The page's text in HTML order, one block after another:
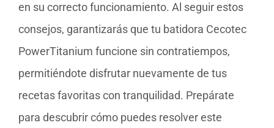
en su correcto funcionamiento. Al seguir estos
consejos, garantizarás que tu batidora Cecotec
PowerTitanium funcione sin contratiempos,
permitiéndote disfrutar nuevamente de tus
recetas favoritas con tranquilidad. Prepárate
para descubrir cómo puedes resolver este